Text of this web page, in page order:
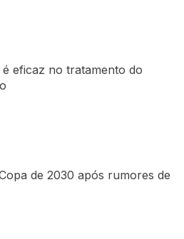
eficaz no tratamento do
de 2030 após rumores de